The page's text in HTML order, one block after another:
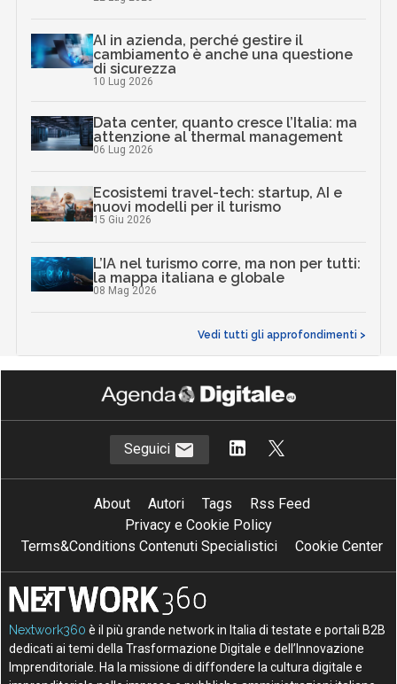
AI in azienda, perché gestire il
cambiamento è anche una questione
di sicurezza
10 Lug 2026
Data center, quanto cresce l’Italia: ma
attenzione al thermal management
06 Lug 2026
Ecosistemi travel-tech: startup, AI e
nuovi modelli per il turismo
15 Giu 2026
L’IA nel turismo corre, ma non per tutti:
la mappa italiana e globale
08 Mag 2026
Vedi tutti gli approfondimenti >
Seguici
About Autori Tags
Rss Feed
Privacy e Cookie Policy
Terms&Conditions Contenuti Specialistici
Cookie Center
Nextwork360 è il più grande network in Italia di testate e portali B2B
dedicati ai temi della Trasformazione Digitale e dell’Innovazione
Imprenditoriale. Ha la missione di diffondere la cultura digitale e